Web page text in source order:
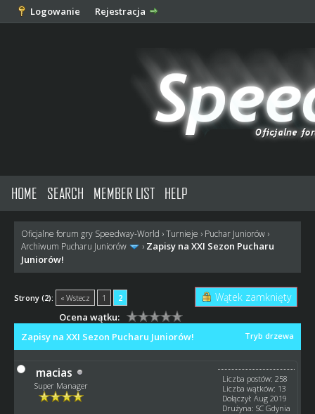
Logowanie Rejestracja
HOME SEARCH MEMBER LIST HELP
Oficjalne forum gry Speedway-World ›Turnieje › Puchar Juniorów›
Archiwum Pucharu Juniorów
› Zapisy na XXI Sezon Pucharu
Juniorów!
Strony (2): « Wstecz 1 2 Wątek zamknięty
Ocena wątku:
Tryb drzewa
Zapisy na XXI Sezon Pucharu Juniorów!
macias
Super Manager
Liczba postów: 258
Liczba wątków: 13
Dołączył: Aug 2019
Drużyna: SC Gdynia